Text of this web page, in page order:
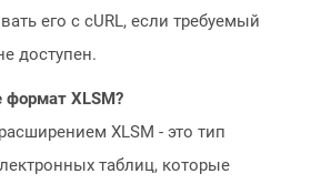
его с cURL, если требуемый
доступен.
формат XLSM?
XLSM - это тип
таблиц, которые